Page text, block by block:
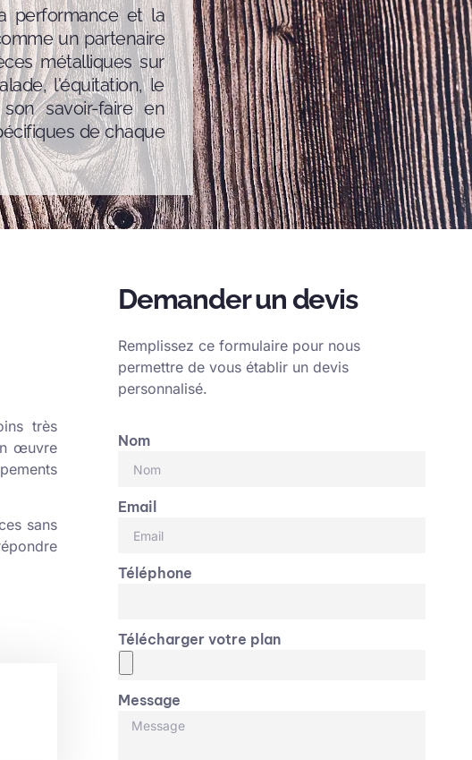
performance et la
un partenaire
métalliques sur
l'équitation, le
savoir-faire en
de chaque
très
œuvre
sans
Demander un devis
Remplissez ce formulaire pour nous
permettre de vous établir un devis
personnalisé.
Nom
Email
Téléphone
Télécharger votre plan
Message